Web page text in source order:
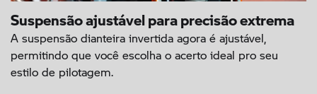
Suspensão ajustável para precisão extrema
A suspensão dianteira invertida agora é ajustável,
permitindo que você escolha o acerto ideal pro seu
estilo de pilotagem.